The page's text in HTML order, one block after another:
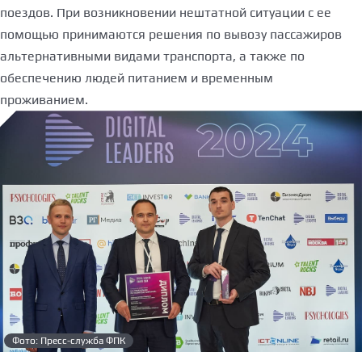
поездов. При возникновении нештатной ситуации с ее
помощью принимаются решения по вывозу пассажиров
альтернативными видами транспорта, а также по
обеспечению людей питанием и временным
проживанием.
Фото: Пресс-служба ФПК